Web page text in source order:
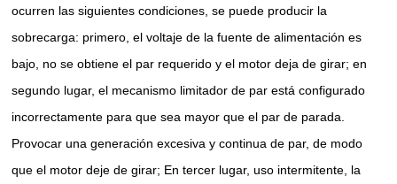
ocurren las siguientes condiciones, se puede producir la
sobrecarga: primero, el voltaje de la fuente de alimentación es
bajo, no se obtiene el par requerido y el motor deja de girar; en
segundo lugar, el mecanismo limitador de par está configurado
incorrectamente para que sea mayor que el par de parada.
Provocar una generación excesiva y continua de par, de modo
que el motor deje de girar; En tercer lugar, uso intermitente, la